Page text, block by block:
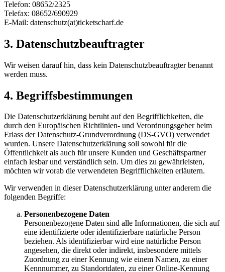
Telefon: 08652/2325
Telefax: 08652/690929
E-Mail: datenschutz(at)ticketscharf.de
3. Datenschutzbeauftragter
Wir weisen darauf hin, dass kein Datenschutzbeauftragter benannt
werden muss.
4. Begriffsbestimmungen
Die Datenschutzerklärung beruht auf den Begrifflichkeiten, die
durch den Europäischen Richtlinien- und Verordnungsgeber beim
Erlass der Datenschutz-Grundverordnung (DS-GVO) verwendet
wurden. Unsere Datenschutzerklärung soll sowohl für die
Öffentlichkeit als auch für unsere Kunden und Geschäftspartner
einfach lesbar und verständlich sein. Um dies zu gewährleisten,
möchten wir vorab die verwendeten Begrifflichkeiten erläutern.
Wir verwenden in dieser Datenschutzerklärung unter anderem die
folgenden Begriffe:
Personenbezogene Daten
Personenbezogene Daten sind alle Informationen, die sich auf
eine identifizierte oder identifizierbare natürliche Person
beziehen. Als identifizierbar wird eine natürliche Person
angesehen, die direkt oder indirekt, insbesondere mittels
Zuordnung zu einer Kennung wie einem Namen, zu einer
Kennnummer, zu Standortdaten, zu einer Online-Kennung